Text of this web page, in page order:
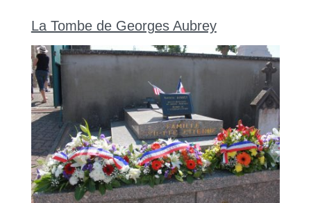
La Tombe de Georges Aubrey